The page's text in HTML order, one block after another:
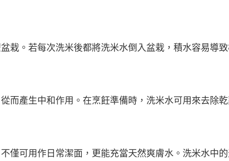
栽。若每次洗米後都將洗米水倒入盆栽，積水容易導
而產生中和作用。在烹飪準備時，洗米水可用來去除
僅可用作日常潔面，更能充當天然爽膚水。洗米水中